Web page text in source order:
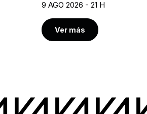
9 AGO 2026 - 21 H
Ver más